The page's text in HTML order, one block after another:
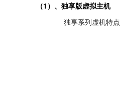
（1）、独享版虚拟主机
独享系列虚机特点